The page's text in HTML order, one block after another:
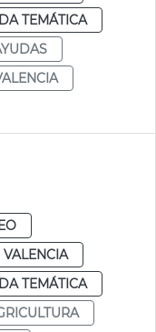
TEMÁTICA
VALENCIA
TEMÁTICA